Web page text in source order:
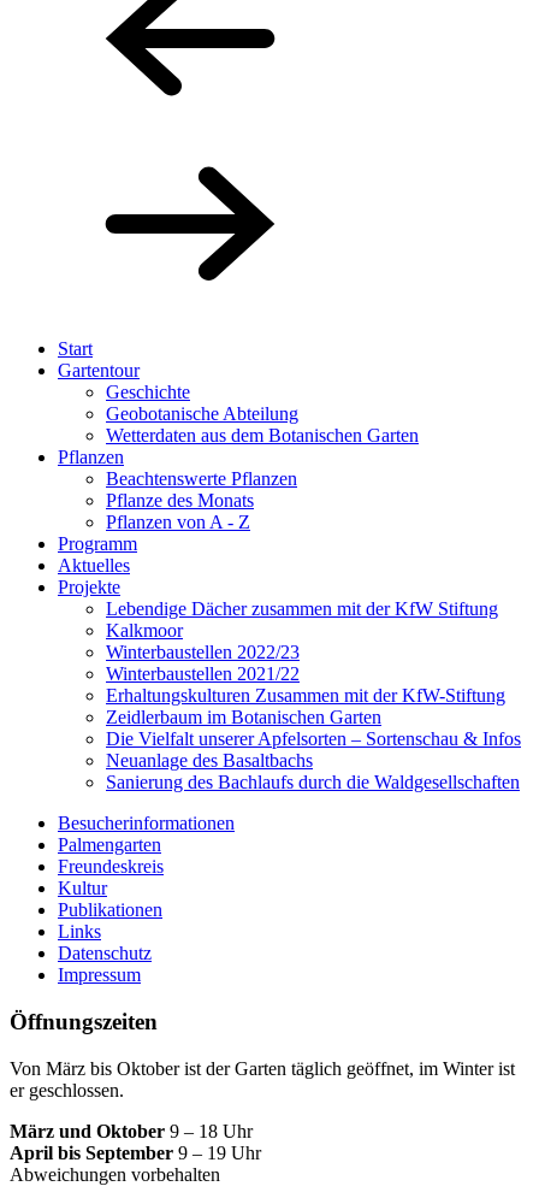
Start
Gartentour
Geschichte
Geobotanische Abteilung
Wetterdaten aus dem Botanischen Garten
Pflanzen
Beachtenswerte Pflanzen
Pflanze des Monats
Pflanzen von A - Z
Programm
Aktuelles
Projekte
Lebendige Dächer zusammen mit der KfW Stiftung
Kalkmoor
Winterbaustellen 2022/23
Winterbaustellen 2021/22
Erhaltungskulturen Zusammen mit der KfW-Stiftung
Zeidlerbaum im Botanischen Garten
Die Vielfalt unserer Apfelsorten – Sortenschau & Infos
Neuanlage des Basaltbachs
Sanierung des Bachlaufs durch die Waldgesellschaften
Besucherinformationen
Palmengarten
Freundeskreis
Kultur
Publikationen
Links
Datenschutz
Impressum
Öffnungszeiten
Von März bis Oktober ist der Garten täglich geöffnet, im Winter ist
er geschlossen.
März und Oktober 9 – 18 Uhr
April bis September 9 – 19 Uhr
Abweichungen vorbehalten